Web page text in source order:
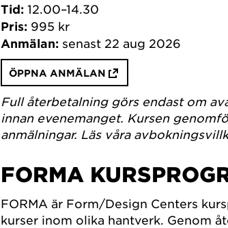
Tid: 12.00–14.30
Pris: 995 kr
Anmälan: senast 22 aug 2026
ÖPPNA ANMÄLAN
Full återbetalning görs endast om
innan evenemanget. Kursen
anmälningar. Läs våra
FORMA
FORMA är Form/Design Centers
kurser inom olika hantverk. Genom